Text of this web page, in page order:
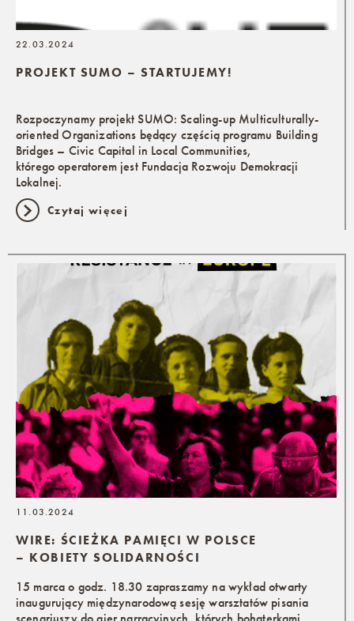
PROJEKT SUMO – STARTUJEMY!
22.03.2024
Rozpoczynamy projekt SUMO: Scaling-up Multiculturally-
oriented Organizations będący częścią programu Building
Bridges – Civic Capital in Local Communities,
którego operatorem jest Fundacja Rozwoju Demokracji
Lokalnej.
Czytaj więcej
WIRE: ŚCIEŻKA PAMIĘCI W POLSCE
– KOBIETY SOLIDARNOŚCI
11.03.2024
15 marca o godz. 18.30 zapraszamy na wykład otwarty
inaugurujący międzynarodową sesję warsztatów pisania